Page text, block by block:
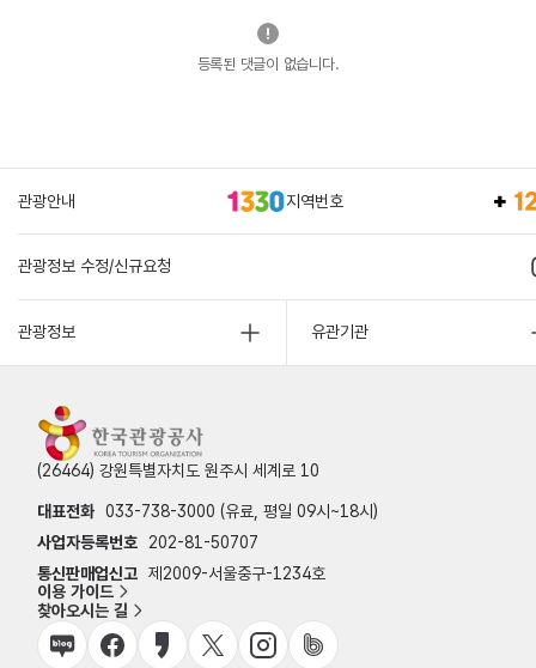
등록된 댓글이 없습니다.
관광안내 지역번호
관광정보 수정/신규요청
관광정보 유관기관
(26464) 강원특별자치도 원주시 세계로 10
대표전화 033-738-3000 (유료, 평일 09시~18시)
사업자등록번호
202-81-50707
통신판매업신고 제2009-서울중구-1234호
이용 가이드
찾아오시는 길